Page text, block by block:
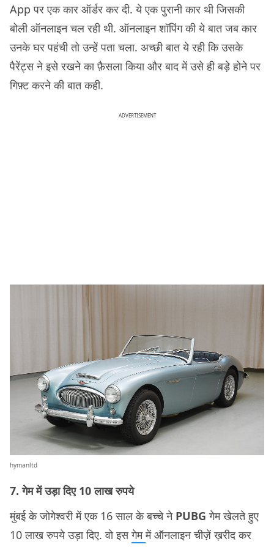
App पर एक कार ऑर्डर कर दी. ये एक पुरानी कार थी जिसकी
बोली ऑनलाइन चल रही थी. ऑनलाइन शॉपिंग की ये बात जब कार
उनके घर पहंची तो उन्हें पता चला. अच्छी बात ये रही कि उसके
पैरेंट्स ने इसे रखने का फ़ैसला किया और बाद में उसे ही बड़े होने पर
गिफ़्ट करने की बात कही.
ADVERTISEMENT
hymanltd
7. गेम में उड़ा दिए 10 लाख रुपये
मुंबई के जोगेश्वरी में एक 16 साल के बच्चे ने PUBG गेम खेलते हुए
10 लाख रुपये उड़ा दिए. वो इसगेममें ऑनलाइन चीज़ें ख़रीद कर